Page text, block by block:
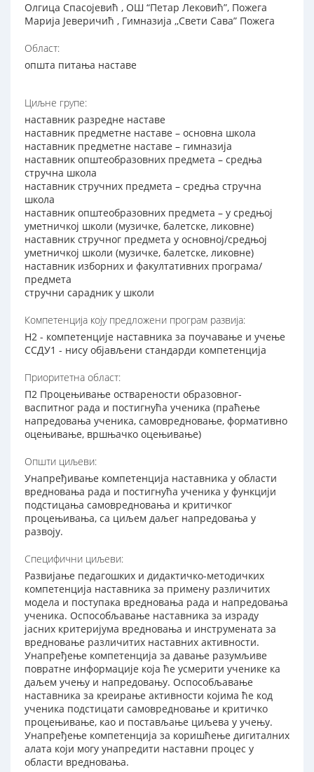
Олгица Спасојевић , ОШ “Петар Лековић”, Пожега
Марија Јеверичић , Гимназија ,,Свети Сава” Пожега
Област:
општа питања наставе
Циљне групе:
наставник разредне наставе
наставник предметне наставе – основна школа
наставник предметне наставе – гимназија
наставник општеобразовних предмета – средња
стручна школа
наставник стручних предмета – средња стручна
школа
наставник општеобразовних предмета – у средњој
уметничкој школи (музичке, балетске, ликовне)
наставник стручног предмета у основној/средњој
уметничкој школи (музичке, балетске, ликовне)
наставник изборних и факултативних програма/
предмета
стручни сарадник у школи
Компетенција коју предложени програм развија:
Н2 - компетенције наставника за поучавање и учење
ССДУ1 - нису објављени стандарди компетенција
Приоритетна област:
П2 Процењивање остварености образовног-
васпитног рада и постигнућа ученика (праћење
напредовања ученика, самовредновање, формативно
оцењивање, вршњачко оцењивање)
Општи циљеви:
Унапређивање компетенција наставника у области
вредновања рада и постигнућа ученика у функцији
подстицања самовредновања и критичког
процењивања, са циљем даљег напредовања у
развоју.
Специфични циљеви:
Развијање педагошких и дидактичко-методичких
компетенција наставника за примену различитих
модела и поступака вредновања рада и напредовања
ученика. Оспособљавање наставника за израду
јасних критеријума вредновања и инструмената за
вредновање различитих наставних активности.
Унапређење компетенција за давање разумљиве
повратне информације која ће усмерити ученике ка
даљем учењу и напредовању. Оспособљавање
наставника за креирање активности којима ће код
ученика подстицати самовредновање и критичко
процењивање, као и постављање циљева у учењу.
Унапређење компетенција за коришћење дигиталних
алата који могу унапредити наставни процес у
области вредновања.